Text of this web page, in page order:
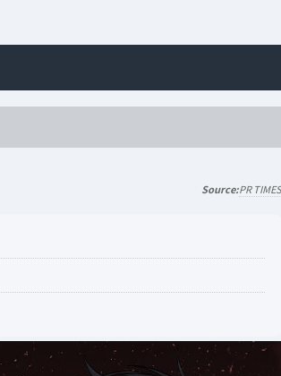
PR TIMES